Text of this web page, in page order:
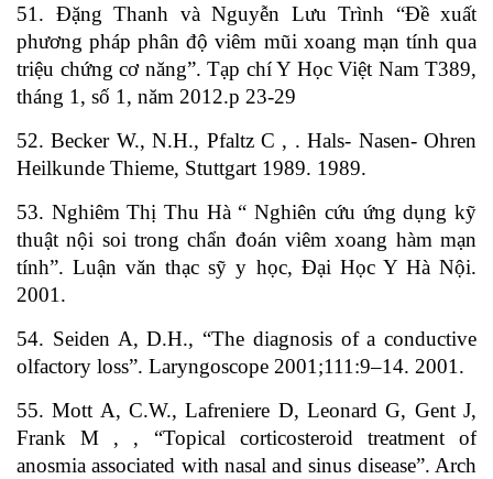
51. Đặng Thanh và Nguyễn Lưu Trình “Đề xuất
phương pháp phân độ viêm mũi xoang mạn tính qua
triệu chứng cơ năng”. Tạp chí Y Học Việt Nam T389,
tháng 1, số 1, năm 2012.p 23-29
52. Becker W., N.H., Pfaltz C , . Hals- Nasen- Ohren
Heilkunde Thieme, Stuttgart 1989. 1989.
53. Nghiêm Thị Thu Hà “ Nghiên cứu ứng dụng kỹ
thuật nội soi trong chẩn đoán viêm xoang hàm mạn
tính”. Luận văn thạc sỹ y học, Đại Học Y Hà Nội.
2001.
54. Seiden A, D.H., “The diagnosis of a conductive
olfactory loss”. Laryngoscope 2001;111:9–14. 2001.
55. Mott A, C.W., Lafreniere D, Leonard G, Gent J,
Frank M , , “Topical corticosteroid treatment of
anosmia associated with nasal and sinus disease”. Arch